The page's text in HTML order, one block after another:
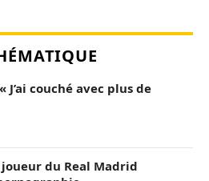
J’ai couché avec plus de
du Real Madrid